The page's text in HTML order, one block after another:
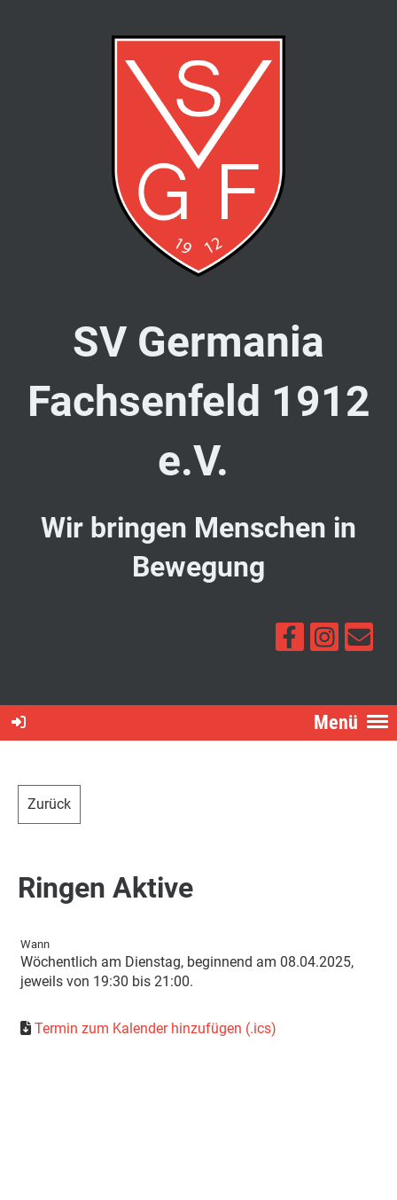
SV Germania
Fachsenfeld 1912
e.V.
Wir bringen Menschen in
Bewegung
Menü
Zurück
Ringen Aktive
Wann
Wöchentlich am Dienstag, beginnend am 08.04.2025,
jeweils von 19:30 bis 21:00.
Termin zum Kalender hinzufügen (.ics)